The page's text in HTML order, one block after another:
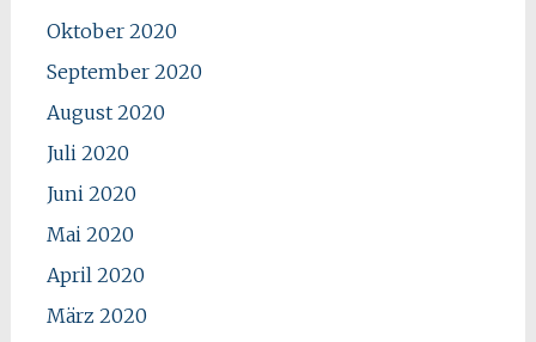
Oktober 2020
September 2020
August 2020
Juli 2020
Juni 2020
Mai 2020
April 2020
März 2020